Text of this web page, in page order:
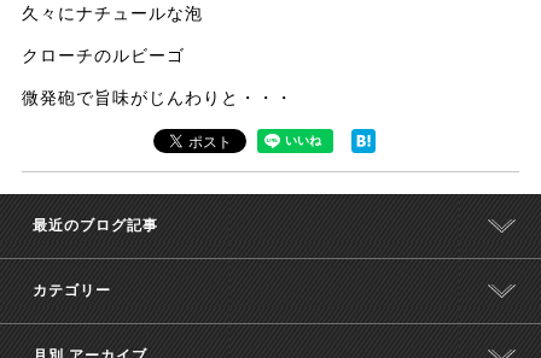
久々にナチュールな泡
クローチのルビーゴ
微発砲で旨味がじんわりと・・・
最近のブログ記事
カテゴリー